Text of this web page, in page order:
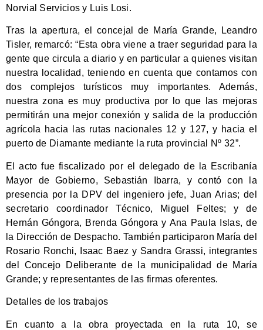
Norvial Servicios y Luis Losi.
Tras la apertura, el concejal de María Grande, Leandro
Tisler, remarcó: “Esta obra viene a traer seguridad para la
gente que circula a diario y en particular a quienes visitan
nuestra localidad, teniendo en cuenta que contamos con
dos complejos turísticos muy importantes. Además,
nuestra zona es muy productiva por lo que las mejoras
permitirán una mejor conexión y salida de la producción
agrícola hacia las rutas nacionales 12 y 127, y hacia el
puerto de Diamante mediante la ruta provincial Nº 32”.
El acto fue fiscalizado por el delegado de la Escribanía
Mayor de Gobierno, Sebastián Ibarra, y contó con la
presencia por la DPV del ingeniero jefe, Juan Arias; del
secretario coordinador Técnico, Miguel Feltes; y de
Hernán Góngora, Brenda Góngora y Ana Paula Islas, de
la Dirección de Despacho. También participaron María del
Rosario Ronchi, Isaac Baez y Sandra Grassi, integrantes
del Concejo Deliberante de la municipalidad de María
Grande; y representantes de las firmas oferentes.
Detalles de los trabajos
En cuanto a la obra proyectada en la ruta 10, se